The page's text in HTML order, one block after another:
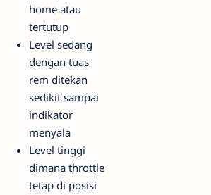
home atau
tertutup
Level sedang
dengan tuas
rem ditekan
sedikit sampai
indikator
menyala
Level tinggi
dimana throttle
tetap di posisi